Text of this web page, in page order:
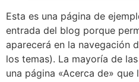
Esta es una página de
entrada del blog porque
aparecerá en la navegación
los temas). La mayoría de
una página «Acerca de» que